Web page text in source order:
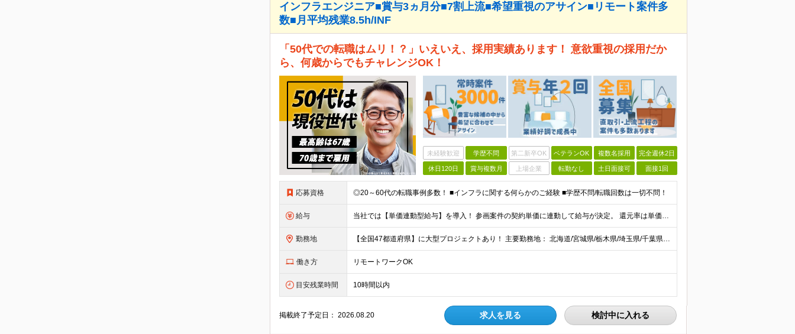
インフラエンジニア■賞与3ヵ月分■7割上流■希望重視のアサイン■リモート案件多
数■月平均残業8.5h/INF
「50代での転職はムリ！？」いえいえ、採用実績あります！ 意欲重視の採用だか
ら、何歳からでもチャレンジOK！
未経験歓迎 学歴不問 第二新卒OK ベテランOK 複数名採用 完全週休2日
休日120日 賞与複数月 上場企業 転勤なし 土日面接可 面接1回
応募資格 ◎20～60代の転職事例多数！ ■インフラに関する何らかのご経験 ■学歴不問/転職回数は一切不問！
給与 当社では【単価連動型給与】を導入！ 参画案件の契約単価に連動して給与が決定。 還元率は単価の【70％～80％】と東証プライム上場グループとして高水準です！（社会保険料・教育コスト含む） ■関東：月給
勤務地 【全国47都道府県】に大型プロジェクトあり！ 主要勤務地： 北海道/宮城県/栃木県/埼玉県/千葉県/東京都/神奈川県/愛知県/大阪府/京都府/兵庫県/広島県/福岡県/熊本県 ※勤務エリアは、あなたの
働き方 リモートワークOK
目安残業時間 10時間以内
掲載終了予定日：2026.08.20 求人を見る 検討中に入れる